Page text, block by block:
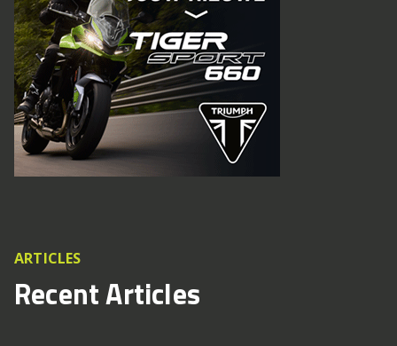
ARTICLES
Recent Articles